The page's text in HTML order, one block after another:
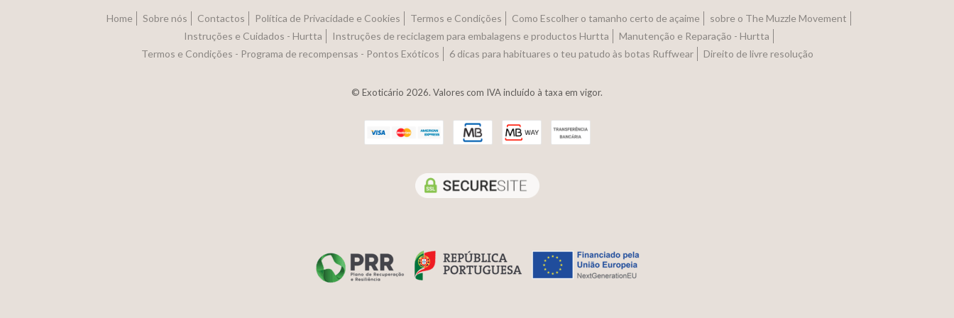
Home Sobre nós Contactos Política de Privacidade e Cookies Termos e Condições Como Escolher o tamanho certo de açaime
sobre o The Muzzle Movement
Instruções e Cuidados - Hurtta
Instruções de reciclagem para embalagens e productos Hurtta
Manutenção e Reparação - Hurtta
Termos e Condições - Programa de recompensas - Pontos Exóticos
6 dicas para habituares o teu patudo às botas Ruffwear Direito de livre resolução
© Exoticário 2026. Valores com IVA incluído à taxa em vigor.